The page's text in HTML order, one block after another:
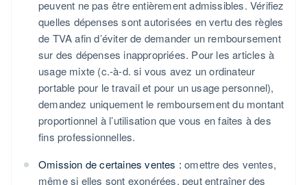
peuvent ne pas être entièrement admissibles. Vérifiez
quelles dépenses sont autorisées en vertu des règles
de TVA afin d’éviter de demander un remboursement
sur des dépenses inappropriées. Pour les articles à
usage mixte (c.-à-d. si vous avez un ordinateur
portable pour le travail et pour un usage personnel),
demandez uniquement le remboursement du montant
proportionnel à l’utilisation que vous en faites à des
fins professionnelles.
Omission de certaines ventes : omettre des ventes,
même si elles sont exonérées, peut entraîner des